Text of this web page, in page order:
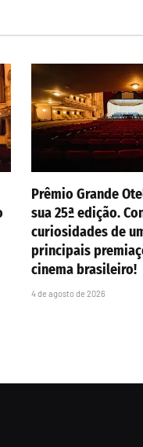
Prêmio Grande
sua 25ª edição.
curiosidades de
principais
cinema brasileiro!
4 de agosto de 2026